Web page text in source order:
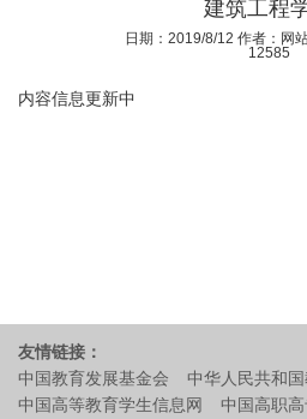
建筑工程
日期：2019/8/12 作者：网
12585
内容信息更新中
友情链接：
中国教育发展基金会
中华人民共和
中国高等教育学生信息网
中国高职